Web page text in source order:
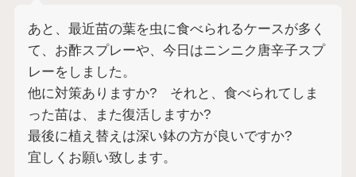
あと、最近苗の葉を虫に食べられるケースが多く
て、お酢スプレーや、今日はニンニク唐辛子スプ
レーをしました。
他に対策ありますか? それと、食べられてしま
った苗は、また復活しますか?
最後に植え替えは深い鉢の方が良いですか?
宜しくお願い致します。